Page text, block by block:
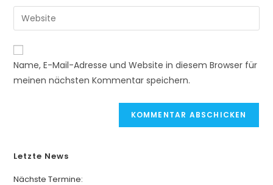
zum
Kommentieren
ein
E-
Mail-
zum
Kommentieren
ein
Gib
deine
Website-
URL
Name, E-Mail-Adresse und Website in diesem Browser für
meinen nächsten Kommentar speichern.
Letzte News
Nächste Termine: